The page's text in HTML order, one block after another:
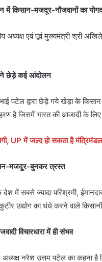
में किसान-मजदूर-नौजवानों का
अध्यक्ष एवं पूर्व मुख्यमंत्री
ने छेड़े कई आंदोलन
पटेल द्वारा छेड़े गये खेड़ा के
है जिसमें भारत की आजादी के लिए
UP में जल्द हो सकता है मंत्रिमंडल
मजदूर-बुनकर त्रस्त
में सबसे ज्यादा परिश्रमी,
उद्योग का धंधे करने वाले
विचारधारा में ही संभव
अध्यक्ष नरेश उत्तम पटेल का कहना